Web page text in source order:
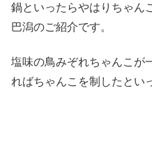
鍋といったらやはりちゃん
巴潟のご紹介です。
塩味の鳥みぞれちゃんこが
ればちゃんこを制したとい